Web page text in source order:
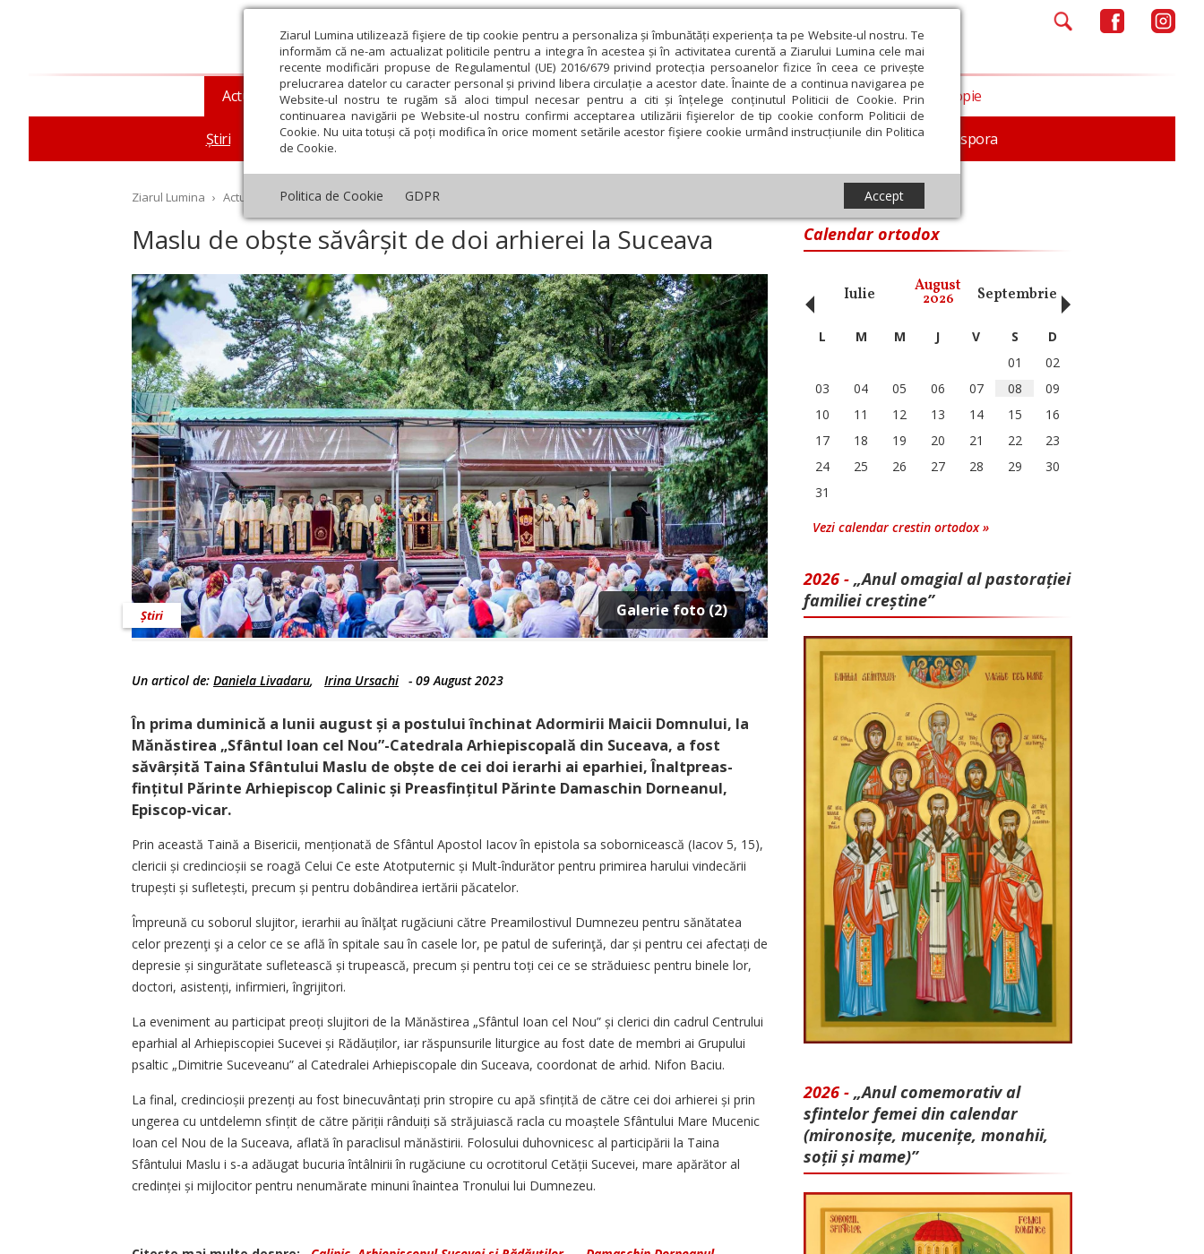
Ziarul Lumina utilizează fişiere de tip cookie pentru a personaliza și îmbunătăți experiența ta pe Website-ul nostru. Te
informăm că ne-am actualizat politicile pentru a integra în acestea și în activitatea curentă a Ziarului Lumina cele mai
recente modificări propuse de Regulamentul (UE) 2016/679 privind protecția persoanelor fizice în ceea ce privește
prelucrarea datelor cu caracter personal și privind libera circulație a acestor date. Înainte de a continua navigarea pe
Website-ul nostru te rugăm să aloci timpul necesar pentru a citi și înțelege conținutul Politicii de Cookie. Prin
continuarea navigării pe Website-ul nostru confirmi acceptarea utilizării fişierelor de tip cookie conform Politicii de
Cookie. Nu uita totuși că poți modifica în orice moment setările acestor fişiere cookie urmând instrucțiunile din Politica
de Cookie.
Politica de Cookie GDPR Accept
Actualitate religioasă
Știri Mesaje și cuvântări An omagial Comunicate de presă Documentar In memoriam Diaspora
Teologie și spiritualitate Educaţie și Cultură Societate Opinii Filantropie
Ziarul Lumina › Actualitate religioasă › Știri › Maslu de obște săvârșit de doi arhierei la Suceava
Maslu de obște săvârșit de doi arhierei la Suceava
Galerie foto (2)
Știri
Un articol de: Daniela Livadaru, Irina Ursachi - 09 August 2023
În prima duminică a lunii august și a postului închinat Adormirii Maicii Domnului, la
Mănăstirea „Sfântul Ioan cel Nou”-Catedrala Arhiepiscopală din Suceava, a fost
săvârșită Taina Sfântului Maslu de obște de cei doi ierarhi ai eparhiei, Înaltpreas­
fințitul Părinte Arhiepiscop Calinic și Preasfințitul Părinte Damaschin Dorneanul,
Episcop-vicar.
Prin această Taină a Bisericii, menționată de Sfântul Apostol Iacov în epistola sa sobornicească (Iacov 5, 15),
clericii și credincioșii se roagă Celui Ce este Atotputernic și Mult-îndurător pentru primirea harului vindecării
trupești și sufle­tești, precum și pentru dobândirea iertării păcatelor.
Împreună cu soborul slujitor, ierarhii au înălţat rugăciuni către Preamilostivul Dumnezeu pentru sănătatea
celor prezenţi şi a celor ce se află în spitale sau în casele lor, pe patul de suferinţă, dar și pentru cei afectați de
depresie și singurătate sufletească și trupească, precum și pentru toți cei ce se străduiesc pentru binele lor,
doctori, asis­tenți, infirmieri, îngrijitori.
La eveniment au participat preoți slujitori de la Mănăstirea „Sfântul Ioan cel Nou” și clerici din cadrul Centrului
eparhial al Arhiepiscopiei Sucevei și Rădău­ților, iar răspunsurile liturgice au fost date de membri ai Grupului
psaltic „Dimitrie Suceveanu” al Catedralei Arhiepiscopale din Suceava, coordonat de arhid. Nifon Baciu.
La final, credincioșii prezenți au fost binecuvântați prin stropire cu apă sfințită de către cei doi arhierei și prin
ungerea cu untdelemn sfințit de către pări­ții rânduiți să străjuiască racla cu moaștele Sfântului Mare Mucenic
Ioan cel Nou de la Suceava, aflată în paraclisul mănăstirii. Folosului duhovnicesc al participării la Taina
Sfântului Maslu i s-a adăugat bucuria întâlnirii în rugăciune cu ocrotitorul Cetă­ții Sucevei, mare apărător al
credinței și mijlocitor pentru nenumărate minuni înaintea Tronului lui Dumnezeu.
Calendar ortodox
Octombrie Noiembrie Decembrie Ianuarie Februarie Martie Aprilie Mai Iunie Iulie August
2026 Septembrie Octombrie
‹ L M M J V S
D
01
02
03
04 05 06 07 08
09
10
11 12 13 14 15
16
17
18 19 20 21 22
23
24
25 26 27 28 29
30
31
Vezi calendar crestin ortodox »
2026 - „Anul omagial al pastorației
familiei creștine”
2026 - „Anul comemorativ al
sfintelor femei din calendar
(mironosițe, mu­cenițe, monahii,
soții și mame)”